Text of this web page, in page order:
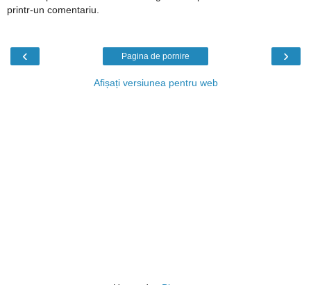
printr-un comentariu.
‹ ›
Pagina de pornire
Afișați versiunea pentru web